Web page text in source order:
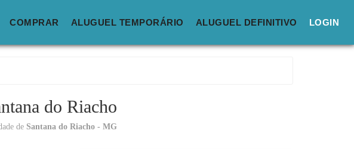
COMPRAR ALUGUEL TEMPORÁRIO ALUGUEL DEFINITIVO LOGIN
do Riacho
de Santana do Riacho - MG